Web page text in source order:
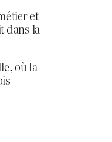
et
dans la
où la